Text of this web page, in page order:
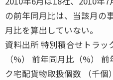
の前年同月比は、当該月の
月比を算出していない。
資料出所 特別積合せトラッ
（%） 前年同月比（%）
ク宅配貨物取扱個数 （千個